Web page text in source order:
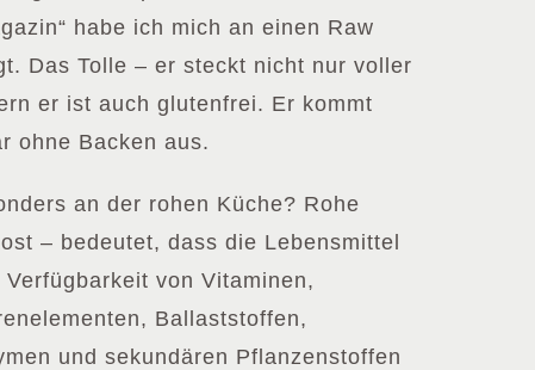
habe ich mich an einen Raw
Das Tolle – er steckt nicht nur voller
er ist auch glutenfrei. Er kommt
ohne Backen aus.
an der rohen Küche? Rohe
– bedeutet, dass die Lebensmittel
von Vitaminen,
Ballaststoffen,
und sekundären Pflanzenstoffen